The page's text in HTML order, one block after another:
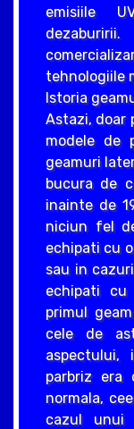
emisiile
tehnologiile
Istoria
Astazi, doar
modele de
geamuri
bucura de
inainte de
niciun fel
echipati cu
sau in
echipati
primul
cele de
parbriz
normala,
cazul unui